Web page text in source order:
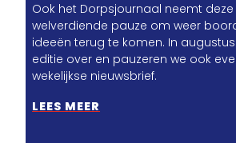
Ook het Dorpsjournaal neemt
welverdiende pauze om weer
ideeën terug te komen. In
editie over en pauzeren we ook
wekelijkse nieuwsbrief.
LEES MEER